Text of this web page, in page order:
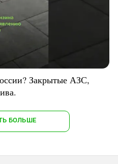
Закрытые АЗС,
БОЛЬШЕ